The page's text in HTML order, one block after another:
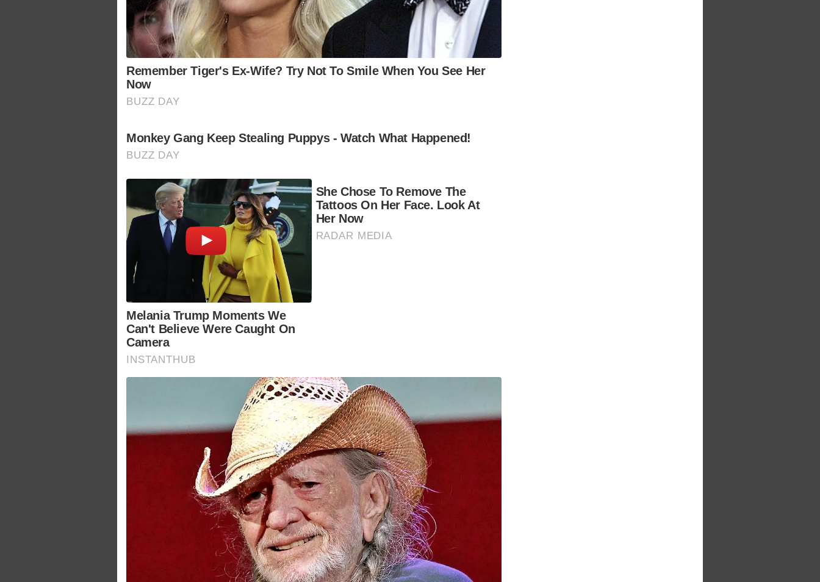
Remember Tiger's Ex-Wife? Try Not To Smile When You See Her
Now
BUZZ DAY
Monkey Gang Keep Stealing Puppys - Watch What Happened!
BUZZ DAY
Melania Trump Moments We
Can't Believe Were Caught On
Camera
INSTANTHUB
She Chose To Remove The
Tattoos On Her Face. Look At
Her Now
RADAR MEDIA